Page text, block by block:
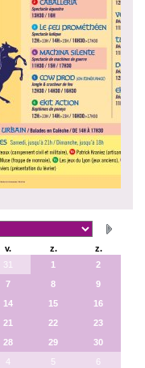
v. z.
z.
31 1
2
7 8
9
14 15
16
21 22
23
28 29
30
4 5 6